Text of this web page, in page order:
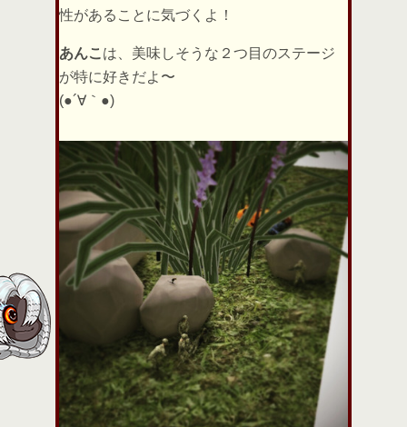
性があることに気づくよ！
あんこ は、美味しそうな２つ目のステージ
が特に好きだよ〜
(●´∀｀●)